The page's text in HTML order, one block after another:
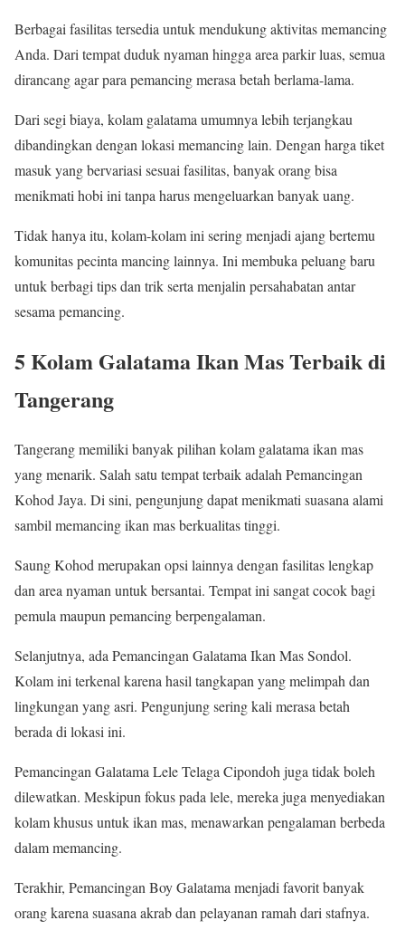
Berbagai fasilitas tersedia untuk mendukung aktivitas memancing
Anda. Dari tempat duduk nyaman hingga area parkir luas, semua
dirancang agar para pemancing merasa betah berlama-lama.
Dari segi biaya, kolam galatama umumnya lebih terjangkau
dibandingkan dengan lokasi memancing lain. Dengan harga tiket
masuk yang bervariasi sesuai fasilitas, banyak orang bisa
menikmati hobi ini tanpa harus mengeluarkan banyak uang.
Tidak hanya itu, kolam-kolam ini sering menjadi ajang bertemu
komunitas pecinta mancing lainnya. Ini membuka peluang baru
untuk berbagi tips dan trik serta menjalin persahabatan antar
sesama pemancing.
5 Kolam Galatama Ikan Mas Terbaik di
Tangerang
Tangerang memiliki banyak pilihan kolam galatama ikan mas
yang menarik. Salah satu tempat terbaik adalah Pemancingan
Kohod Jaya. Di sini, pengunjung dapat menikmati suasana alami
sambil memancing ikan mas berkualitas tinggi.
Saung Kohod merupakan opsi lainnya dengan fasilitas lengkap
dan area nyaman untuk bersantai. Tempat ini sangat cocok bagi
pemula maupun pemancing berpengalaman.
Selanjutnya, ada Pemancingan Galatama Ikan Mas Sondol.
Kolam ini terkenal karena hasil tangkapan yang melimpah dan
lingkungan yang asri. Pengunjung sering kali merasa betah
berada di lokasi ini.
Pemancingan Galatama Lele Telaga Cipondoh juga tidak boleh
dilewatkan. Meskipun fokus pada lele, mereka juga menyediakan
kolam khusus untuk ikan mas, menawarkan pengalaman berbeda
dalam memancing.
Terakhir, Pemancingan Boy Galatama menjadi favorit banyak
orang karena suasana akrab dan pelayanan ramah dari stafnya.